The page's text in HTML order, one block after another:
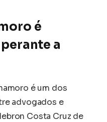
é
a
é um dos
advogados e
Costa Cruz de